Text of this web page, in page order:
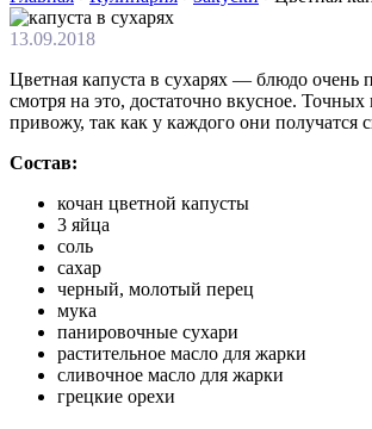
13.09.2018
Цветная капуста в сухарях — блюдо очень
смотря на это, достаточно вкусное.
привожу, так как у каждого они получатся
Состав:
кочан цветной капусты
3 яйца
соль
сахар
черный, молотый перец
мука
панировочные сухари
растительное масло для жарки
сливочное масло для жарки
грецкие орехи